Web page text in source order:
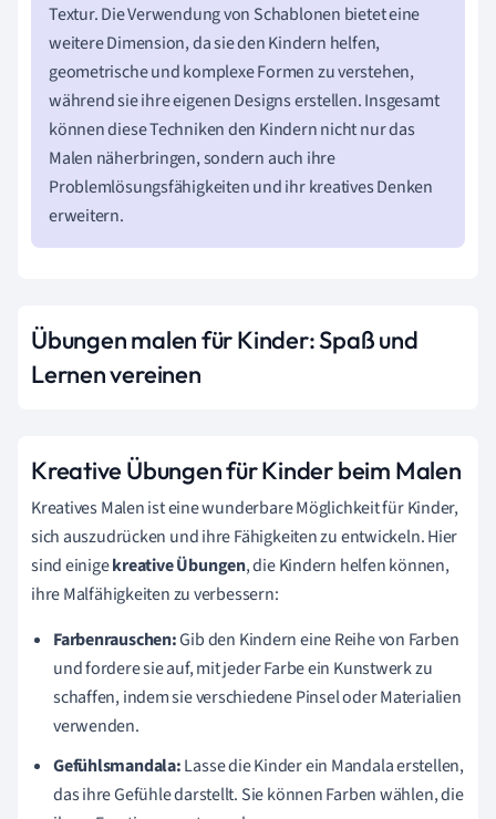
Textur. Die Verwendung von Schablonen bietet eine
weitere Dimension, da sie den Kindern helfen,
geometrische und komplexe Formen zu verstehen,
während sie ihre eigenen Designs erstellen. Insgesamt
können diese Techniken den Kindern nicht nur das
Malen näherbringen, sondern auch ihre
Problemlösungsfähigkeiten und ihr kreatives Denken
erweitern.
Übungen malen für Kinder: Spaß und
Lernen vereinen
Kreative Übungen für Kinder beim Malen
Kreatives Malen ist eine wunderbare Möglichkeit für Kinder,
sich auszudrücken und ihre Fähigkeiten zu entwickeln. Hier
sind einigekreative Übungen, die Kindern helfen können,
ihre Malfähigkeiten zu verbessern:
Farbenrauschen:Gib den Kindern eine Reihe von Farben
und fordere sie auf, mit jeder Farbe ein Kunstwerk zu
schaffen, indem sie verschiedene Pinsel oder Materialien
verwenden.
Gefühlsmandala:Lasse die Kinder ein Mandala erstellen,
das ihre Gefühle darstellt. Sie können Farben wählen, die